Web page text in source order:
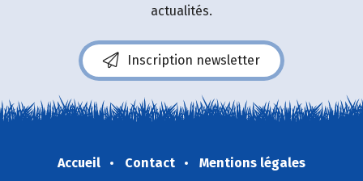
actualités.
Inscription newsletter
Accueil Contact
Mentions légales